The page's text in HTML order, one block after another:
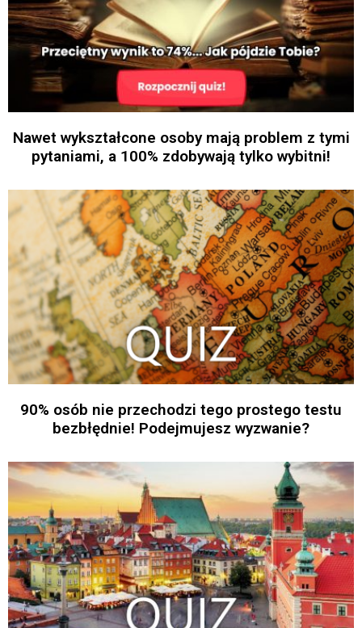
Nawet wykształcone osoby mają problem z tymi
pytaniami, a 100% zdobywają tylko wybitni!
90% osób nie przechodzi tego prostego testu
bezbłędnie! Podejmujesz wyzwanie?